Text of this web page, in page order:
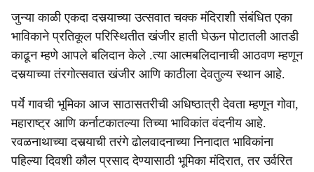
जुन्या काळी एकदा दसर्‍याच्या उत्सवात चक्क मंदिराशी संबंधित एका
भाविकाने प्रतिकूल परिस्थितीत खंजीर हाती घेऊन पोटातली आतडी
काढून म्हणे आपले बलिदान केले .त्या आत्मबलिदानाची आठवण म्हणून
दसर्‍याच्या तंरगोत्सवात खंजीर आणि काठीला देवतुल्य स्थान आहे.
पर्ये गावची भूमिका आज साठासतरीची अधिष्ठात्री देवता म्हणून गोवा,
महाराष्ट्र आणि कर्नाटकातल्या तिच्या भाविकांत वंदनीय आहे.
रवळनाथाच्या दसर्‍याची तरंगे ढोलवादनाच्या निनादात भाविकांना
पहिल्या दिवशी कौल प्रसाद देण्यासाठी भूमिका मंदिरात, तर उर्वरित